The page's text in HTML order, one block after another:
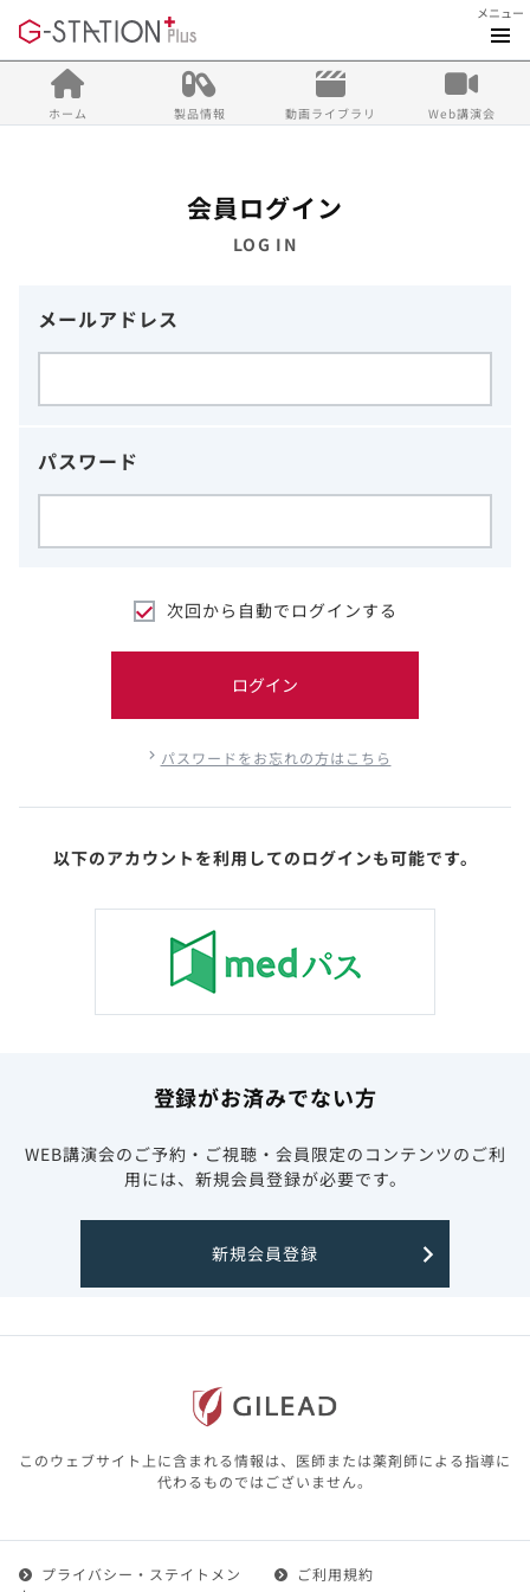
メニュー
ホーム 製品情報 動画ライブラリ Web講演会
会員ログイン
LOG IN
メールアドレス
パスワード
次回から自動でログインする
ログイン
パスワードをお忘れの方はこちら
以下のアカウントを利用してのログインも可能です。
登録がお済みでない方
WEB講演会のご予約・ご視聴・会員限定のコンテンツのご利
用には、新規会員登録が必要です。
新規会員登録
このウェブサイト上に含まれる情報は、医師または薬剤師による指導に
代わるものではございません。
プライバシー・ステイトメン
ご利用規約